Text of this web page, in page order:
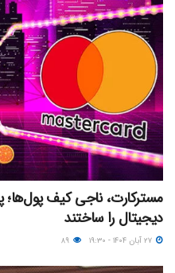
مسترکارت، ناجی کیف پول‌ها؛
دیجیتال را ساختند